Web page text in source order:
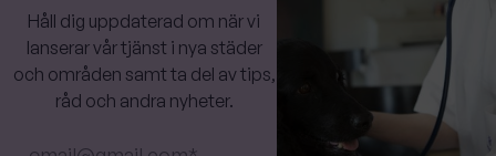
Håll dig uppdaterad om när vi
lanserar vår tjänst i nya städer
och områden samt ta del av tips,
råd och andra nyheter.